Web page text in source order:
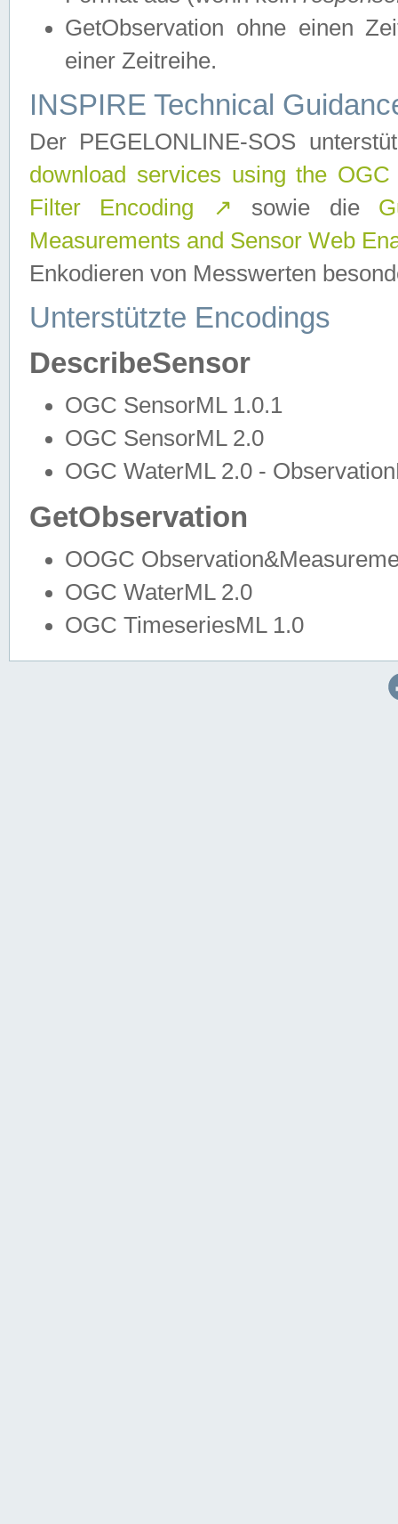
GetObservation ohne einen
einer Zeitreihe.
INSPIRE Technical
Der PEGELONLINE-SOS
download services using the
Filter Encoding
↗ sowie die
Measurements and Sensor Web
Enkodieren von Messwerten
Unterstützte Encodings
DescribeSensor
OGC SensorML 1.0.1
OGC SensorML 2.0
OGC WaterML 2.0 -
GetObservation
OOGC
OGC WaterML 2.0
OGC TimeseriesML 1.0